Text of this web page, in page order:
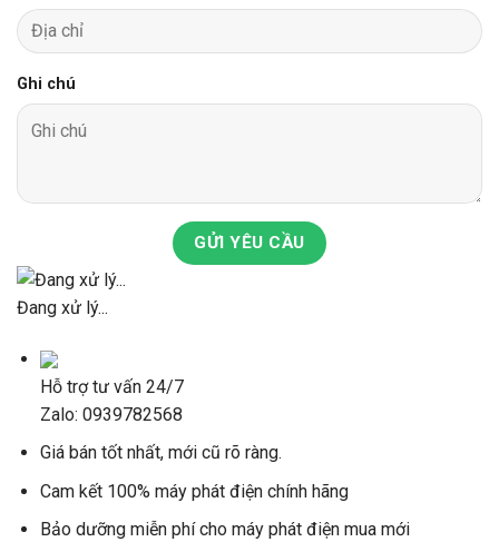
Ghi chú
GỬI YÊU CẦU
Đang xử lý...
Hỗ trợ tư vấn 24/7
Zalo: 0939782568
Giá bán tốt nhất, mới cũ rõ ràng.
Cam kết 100% máy phát điện chính hãng
Bảo dưỡng miễn phí cho máy phát điện mua mới